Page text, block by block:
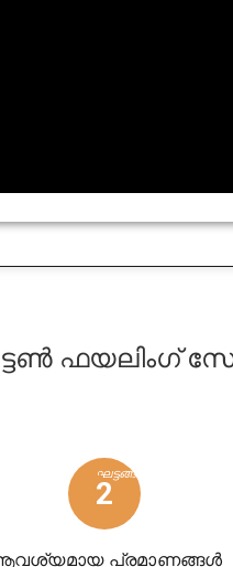
ഘട്ടങ്ങൾ
2
പ്രമാണങ്ങൾ